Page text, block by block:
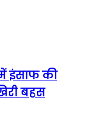
इंसाफ की
बहस